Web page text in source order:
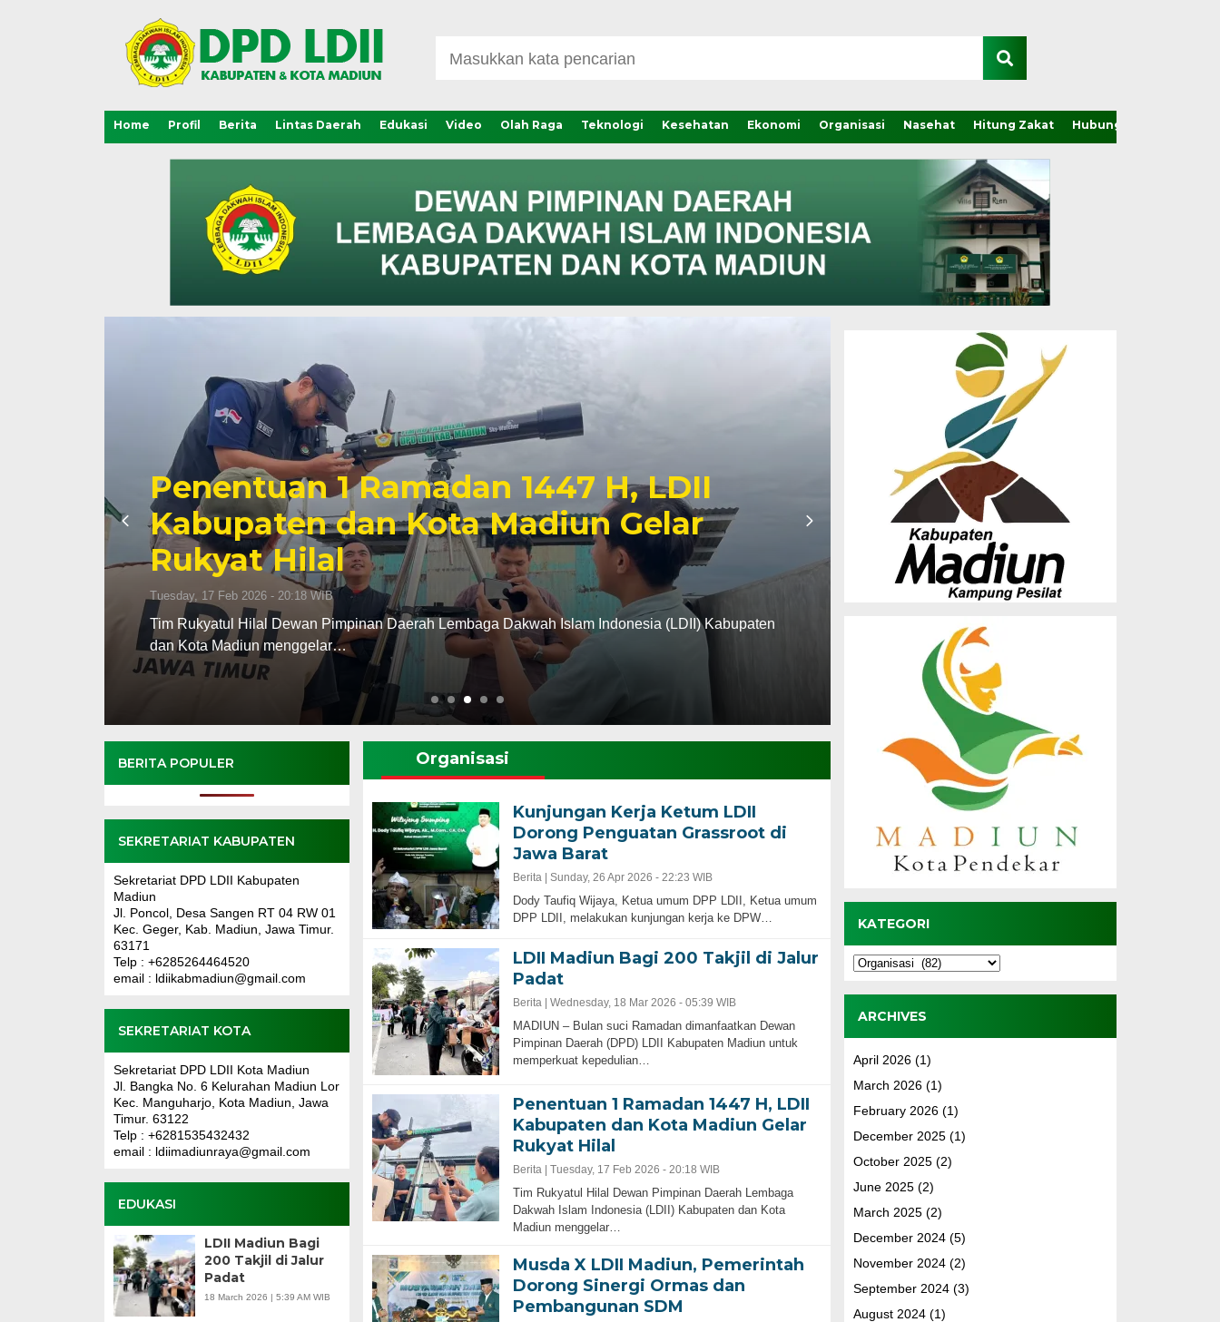
Home Profil Berita Lintas Daerah Edukasi Video Olah Raga Teknologi Kesehatan Ekonomi Organisasi Nasehat Hitung Zakat Hubungi Kami
Musda X LDII Madiun, Pemerintah
Dorong Sinergi Ormas dan
Pembangunan SDM
Saturday, 27 Dec 2025 - 23:25 WIB
(MADIUN) – Dewan Pimpinan Daerah (DPD) Lembaga Dakwah Islam Indonesia (LDII) Kabupaten
Madiun sukses menghelat Musyawarah…
Sinergi LDII dan
Kepedulian pada
Monday, 20 Oct 2025 - 09:01 WIB
Sangatta (6/10). DPD LDII Kabupaten Kutai Timur
lanjut usia di Masjid…
BERITA POPULER
SEKRETARIAT KABUPATEN
Sekretariat DPD LDII Kabupaten
Madiun
Jl. Poncol, Desa Sangen RT 04 RW 01
Kec. Geger, Kab. Madiun, Jawa Timur.
63171
Telp : +6285264464520
email : ldiikabmadiun@gmail.com
SEKRETARIAT KOTA
Sekretariat DPD LDII Kota Madiun
Jl. Bangka No. 6 Kelurahan Madiun Lor
Kec. Manguharjo, Kota Madiun, Jawa
Timur. 63122
Telp : +6281535432432
email : ldiimadiunraya@gmail.com
EDUKASI
LDII Madiun Bagi
200 Takjil di Jalur
Padat
18 March 2026 | 5:39 AM WIB
Organisasi
Kunjungan Kerja Ketum LDII
Dorong Penguatan Grassroot di
Jawa Barat
Berita | Sunday, 26 Apr 2026 - 22:23 WIB
Dody Taufiq Wijaya, Ketua umum DPP LDII, Ketua umum
DPP LDII, melakukan kunjungan kerja ke DPW…
LDII Madiun Bagi 200 Takjil di Jalur
Padat
Berita | Wednesday, 18 Mar 2026 - 05:39 WIB
MADIUN – Bulan suci Ramadan dimanfaatkan Dewan
Pimpinan Daerah (DPD) LDII Kabupaten Madiun untuk
memperkuat kepedulian…
Penentuan 1 Ramadan 1447 H, LDII
Kabupaten dan Kota Madiun Gelar
Rukyat Hilal
Berita | Tuesday, 17 Feb 2026 - 20:18 WIB
Tim Rukyatul Hilal Dewan Pimpinan Daerah Lembaga
Dakwah Islam Indonesia (LDII) Kabupaten dan Kota
Madiun menggelar…
Musda X LDII Madiun, Pemerintah
Dorong Sinergi Ormas dan
Pembangunan SDM
KATEGORI
Kategori
ARCHIVES
April 2026(1)
March 2026(1)
February 2026(1)
December 2025(1)
October 2025(2)
June 2025(2)
March 2025(2)
December 2024(5)
November 2024(2)
September 2024(3)
August 2024(1)